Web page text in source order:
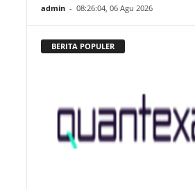
admin - 08:26:04, 06 Agu 2026
BERITA POPULER